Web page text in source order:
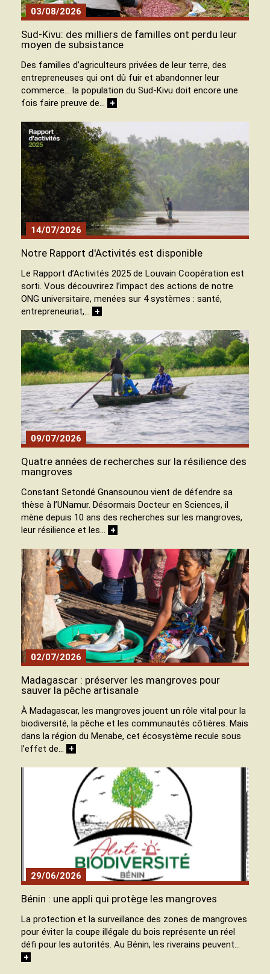
03/08/2026
Sud-Kivu: des milliers de familles ont perdu leur
moyen de subsistance
Des familles d’agriculteurs privées de leur terre, des
entrepreneuses qui ont dû fuir et abandonner leur
commerce… la population du Sud-Kivu doit encore une
fois faire preuve de… +
14/07/2026
Notre Rapport d'Activités est disponible
Le Rapport d’Activités 2025 de Louvain Coopération est
sorti. Vous découvrirez l’impact des actions de notre
ONG universitaire, menées sur 4 systèmes : santé,
entrepreneuriat,… +
09/07/2026
Quatre années de recherches sur la résilience des
mangroves
Constant Setondé Gnansounou vient de défendre sa
thèse à l’UNamur. Désormais Docteur en Sciences, il
mène depuis 10 ans des recherches sur les mangroves,
leur résilience et les… +
02/07/2026
Madagascar : préserver les mangroves pour
sauver la pêche artisanale
À Madagascar, les mangroves jouent un rôle vital pour la
biodiversité, la pêche et les communautés côtières. Mais
dans la région du Menabe, cet écosystème recule sous
l’effet de… +
29/06/2026
Bénin : une appli qui protège les mangroves
La protection et la surveillance des zones de mangroves
pour éviter la coupe illégale du bois représente un réel
défi pour les autorités. Au Bénin, les riverains peuvent…
+